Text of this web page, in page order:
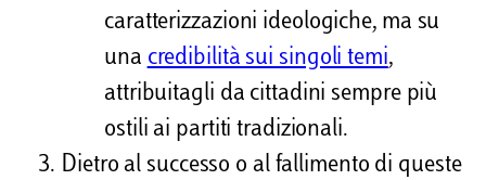
caratterizzazioni ideologiche, ma su
una credibilità sui singoli temi,
attribuitagli da cittadini sempre più
ostili ai partiti tradizionali.
Dietro al successo o al fallimento di queste